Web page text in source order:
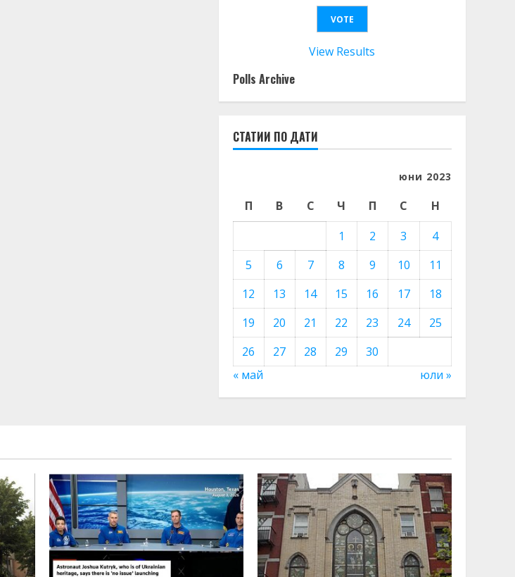
View Results
Polls Archive
СТАТИИ ПО ДАТИ
юни 2023
П В С Ч П С
Н
1
2 3
4
5
6 7 8 9 10
11
12
13 14 15 16 17
18
19
20 21 22 23 24
25
26
27 28 29
30
« май
юли »